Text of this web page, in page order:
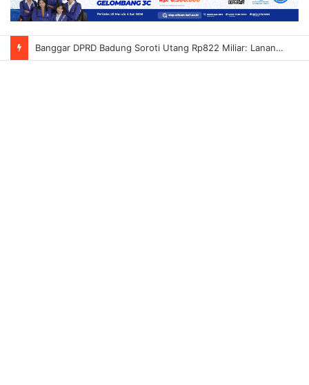
Banggar DPRD Badung Soroti Utang Rp822 Miliar: Lanang Umbara Minta Pemerataan Pembangunan Hingga Petang Dalam KUA-PPAS 2027